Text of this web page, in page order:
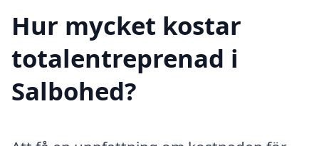
Hur mycket kostar
totalentreprenad i
Salbohed?